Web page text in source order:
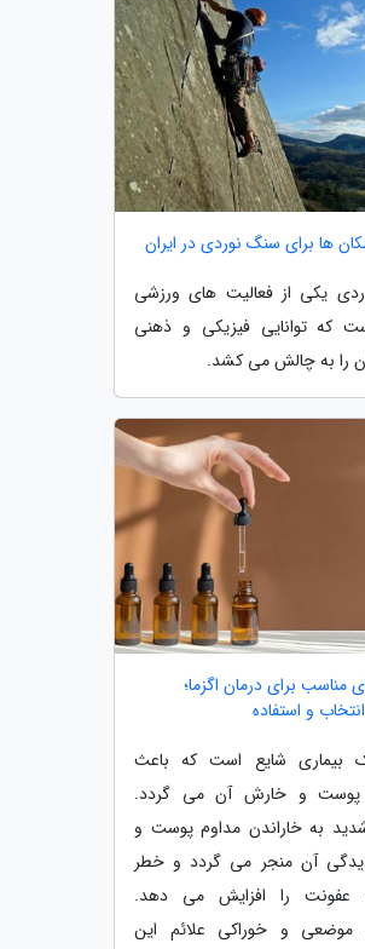
ها برای سنگ نوردی در ایران
یکی از فعالیت های ورزشی
که توانایی فیزیکی و ذهنی
را به چالش می کشد.
مناسب برای درمان اگزما؛
و استفاده
بیماری شایع است که باعث
و خارش آن می گردد.
به خاراندن مداوم پوست و
آن منجر می گردد و خطر
عفونت را افزایش می دهد.
موضعی و خوراکی علائم این